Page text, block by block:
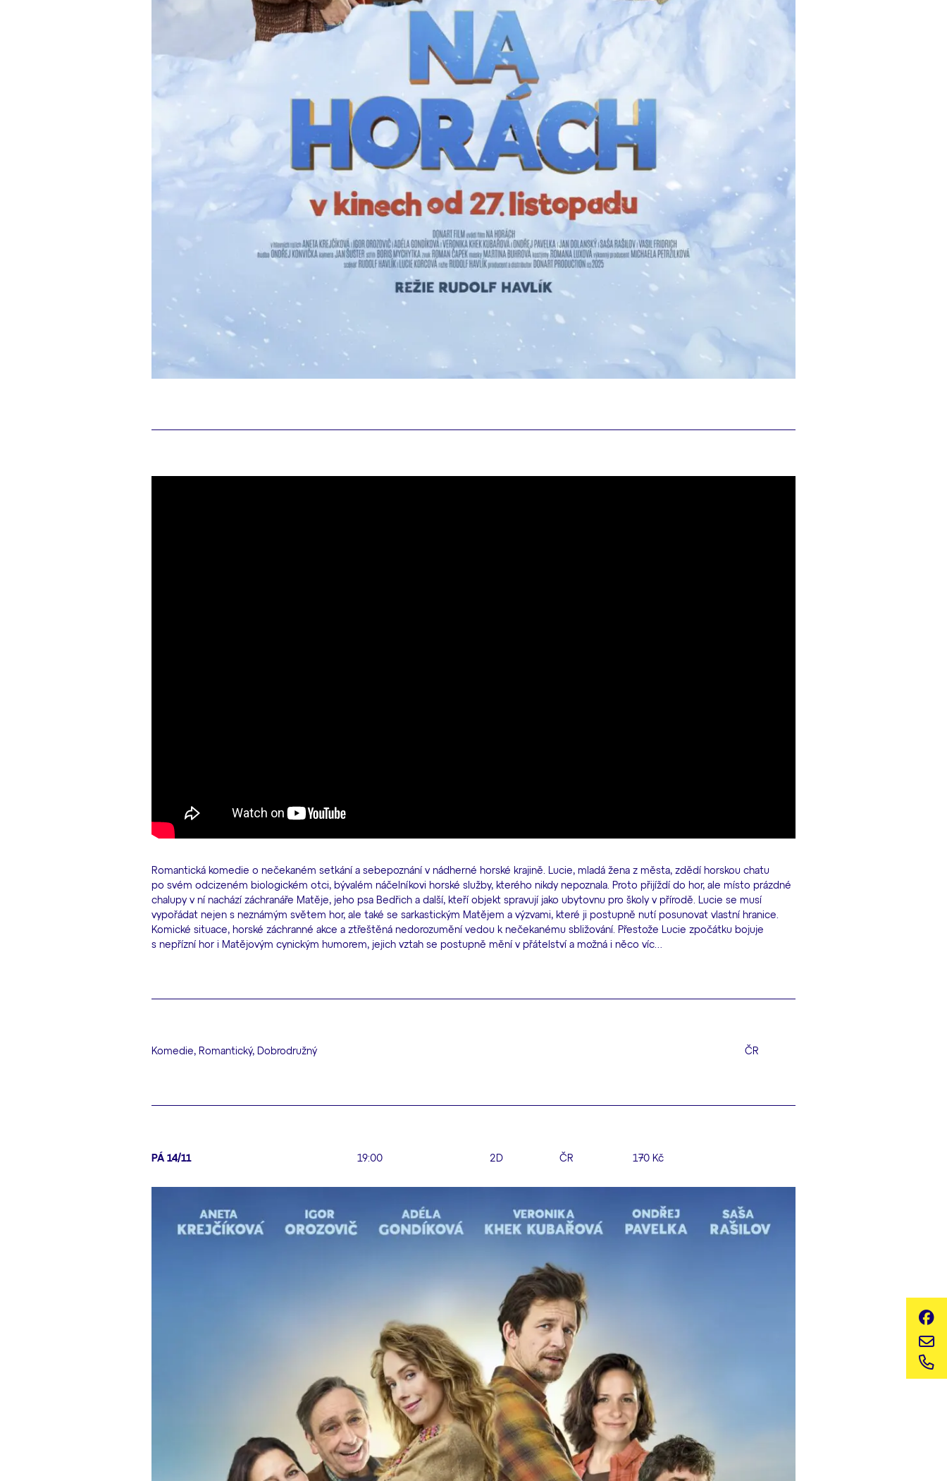
Romantická komedie o nečekaném setkání a sebepoznání v nádherné horské krajině. Lucie, mladá žena z města, zdědí horskou chatu
po svém odcizeném biologickém otci, bývalém náčelníkovi horské služby, kterého nikdy nepoznala. Proto přijíždí do hor, ale místo prázdné
chalupy v ní nachází záchranáře Matěje, jeho psa Bedřich a další, kteří objekt spravují jako ubytovnu pro školy v přírodě. Lucie se musí
vypořádat nejen s neznámým světem hor, ale také se sarkastickým Matějem a výzvami, které ji postupně nutí posunovat vlastní hranice.
Komické situace, horské záchranné akce a ztřeštěná nedorozumění vedou k nečekanému sbližování. Přestože Lucie zpočátku bojuje
s nepřízní hor i Matějovým cynickým humorem, jejich vztah se postupně mění v přátelství a možná i něco víc…
Komedie, Romantický, Dobrodružný ČR
PÁ 14/11 19:00 2D ČR 170 Kč